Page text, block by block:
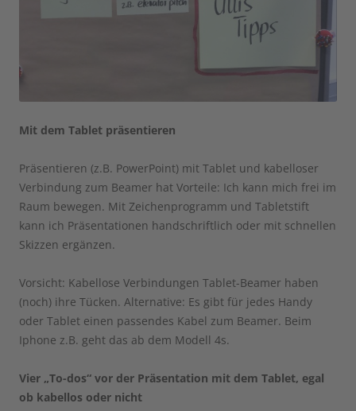
Mit dem Tablet präsentieren
Präsentieren (z.B. PowerPoint) mit Tablet und kabelloser
Verbindung zum Beamer hat Vorteile: Ich kann mich frei im
Raum bewegen. Mit Zeichenprogramm und Tabletstift
kann ich Präsentationen handschriftlich oder mit schnellen
Skizzen ergänzen.
Vorsicht: Kabellose Verbindungen Tablet-Beamer haben
(noch) ihre Tücken. Alternative: Es gibt für jedes Handy
oder Tablet einen passendes Kabel zum Beamer. Beim
Iphone z.B. geht das ab dem Modell 4s.
Vier „To-dos“ vor der Präsentation mit dem Tablet, egal
ob kabellos oder nicht